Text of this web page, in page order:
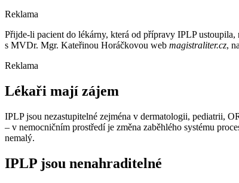
Reklama
Přijde-li pacient do lékárny, která od přípravy IPLP
s MVDr. Mgr. Kateřinou Horáčkovou web magistraliter.cz,
Reklama
Lékaři mají zájem
IPLP jsou nezastupitelné zejména v dermatologii, pediatrii,
–⁠ v nemocničním prostředí je změna zaběhlého systému
nemalý.
IPLP jsou nenahraditelné